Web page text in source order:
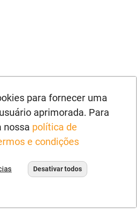
para fornecer uma
aprimorada. Para
nossa política de
e condições
Desativar todos